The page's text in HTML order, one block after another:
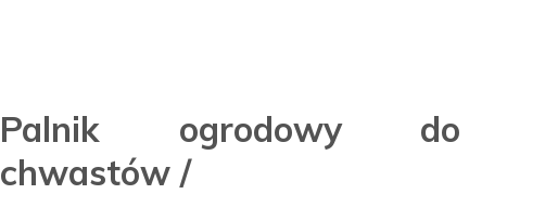
Palnik ogrodowy do
chwastów /